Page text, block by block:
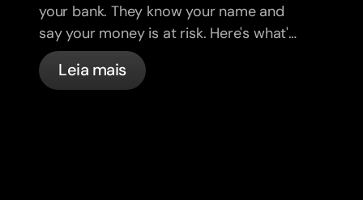
your bank. They know your name and
say your money is at risk. Here's what's
actually happening, and what to do.
Leia mais